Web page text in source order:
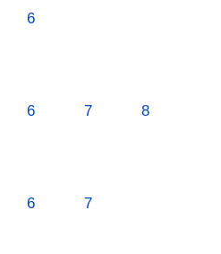
6
6 7 8
6 7